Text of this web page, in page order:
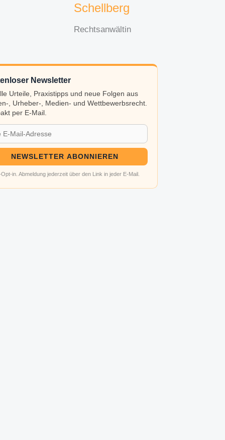
Schellberg
Rechtsanwältin
Newsletter
Urteile, Praxistipps und neue Folgen aus
, Urheber-, Medien- und Wettbewerbsrecht.
per E-Mail.
NEWSLETTER ABONNIEREN
in. Abmeldung jederzeit über den Link in jeder E-Mail.